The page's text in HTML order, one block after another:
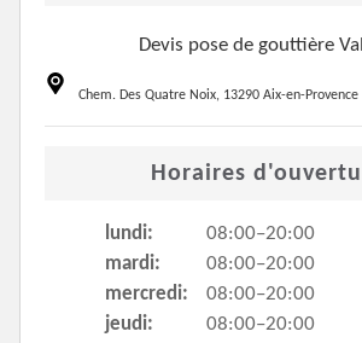
Devis pose de gouttière
Chem. Des Quatre Noix, 13290 Aix-en-Provence
Horaires
lundi:
08:00–20:00
mardi:
08:00–20:00
mercredi:
08:00–20:00
jeudi:
08:00–20:00